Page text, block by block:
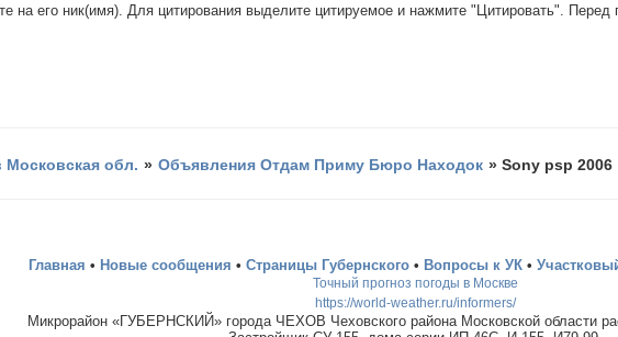
на его ник(имя). Для цитирования выделите цитируемое и нажмите "Цитировать". Перед
обл. » Объявления Отдам Приму Бюро Находок »Sony psp 2006
Главная • Новые сообщения • Страницы Губернского • Вопросы к УК •
Точный прогноз погоды в Москве
https://world-weather.ru/informers/
Микрорайон «ГУБЕРНСКИЙ» города ЧЕХОВ Чеховского района Московской области